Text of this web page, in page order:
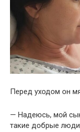
Перед уходом он
— Надеюсь, мой сын
такие добрые